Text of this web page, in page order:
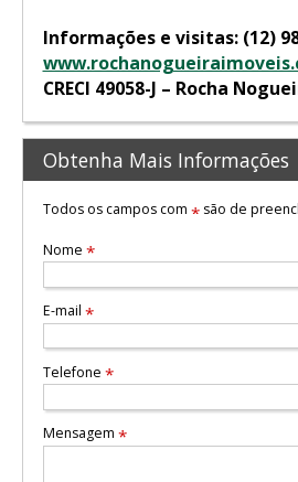
Informações e visitas: (12)
CRECI 49058-J – Rocha
Obtenha Mais Informações
Todos os campos com *são de
Nome *
E-mail *
Telefone *
Mensagem *